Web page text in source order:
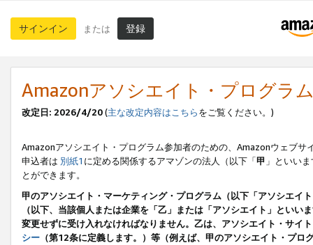
サインイン または 登録
Amazonアソシエイト・プログラ
改定日: 2026/4/20(主な改定内容はこちらをご覧ください。)
Amazonアソシエイト・プログラム参加者のための、Amazonウェブサ
申込者は 別紙1 に定める関係するアマゾンの法人（以下「甲 」といい
とができます。
甲のアソシエイト・マーケティング・プログラム（以下「アソシエイ
（以下、当該個人または企業を「乙」または「アソシエイト」とい
変更せずに受け入れなければなりません。乙は、アソシエイト・サイ
シー （第12条に定義します。）等（例えば、甲のアソシエイト・プ